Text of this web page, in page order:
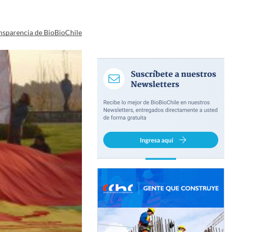
de BioBioChile